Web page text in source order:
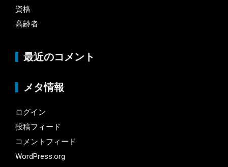
資格
高齢者
最近のコメント
メタ情報
ログイン
投稿フィード
コメントフィード
WordPress.org